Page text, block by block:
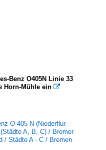
Benz O405N Linie 33
Horn-Mühle ein 
O 405 N (Niederflur-
A, B, C) / Bremer
/ Städte A - C / Bremen